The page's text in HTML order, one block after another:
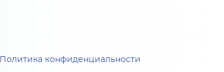
Политика конфиденциальности